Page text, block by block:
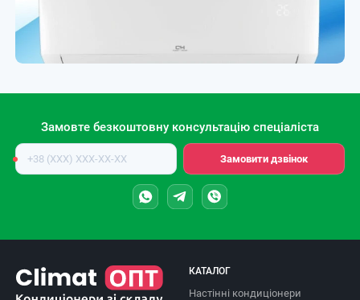
Замовте безкоштовну консультацію спеціаліста
Номер
телефону
Замовити дзвінок
КАТАЛОГ
Настінні кондиціонери